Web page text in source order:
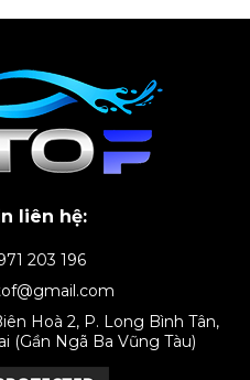
liên hệ:
203 196
Hoà 2, P. Long Bình Tân,
(Gần Ngã Ba Vũng Tàu)